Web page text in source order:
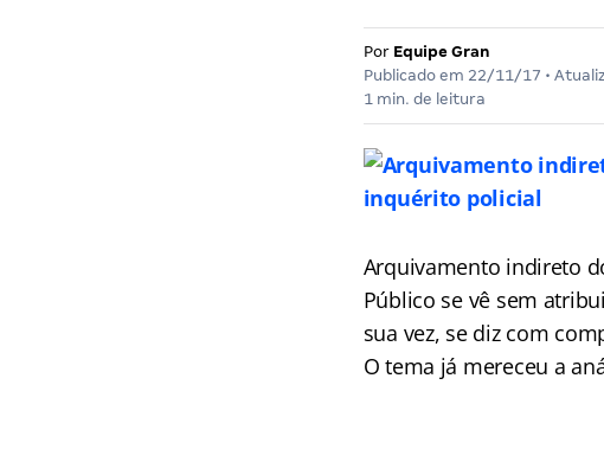
Por Equipe Gran
Publicado em 22/11/17 •
1 min. de leitura
Arquivamento indireto
Público se vê sem
sua vez, se diz com
O tema já mereceu a